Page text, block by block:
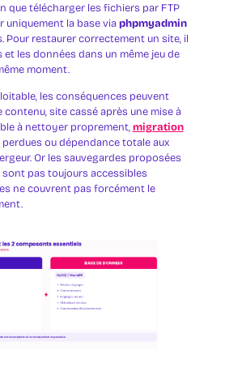
que télécharger les fichiers par FTP
uniquement la base viaphpmyadmin
Pour restaurer correctement un site, il
les données dans un même jeu de
moment.
les conséquences peuvent
contenu, site cassé après une mise à
à nettoyer proprement,migration
ou dépendance totale aux
Or les sauvegardes proposées
sont pas toujours accessibles
ne couvrent pas forcément le